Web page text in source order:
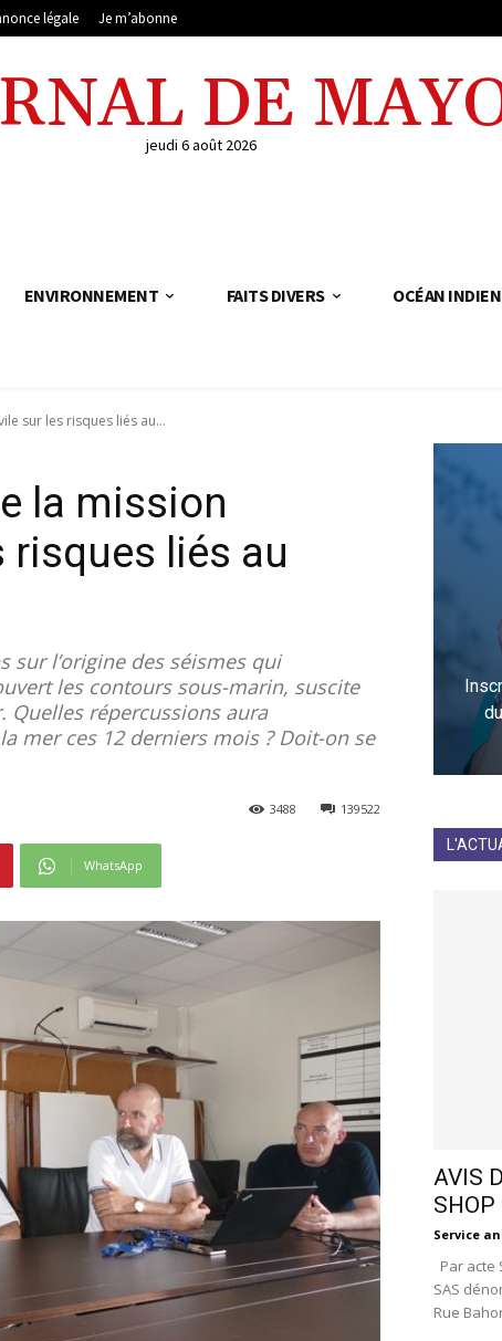
légale Je m’abonne
DE
jeudi 6 août 2026
ENVIRONNEMENT FAITS DIVERS OCÉAN INDIEN
sur les risques liés au...
la mission
risques liés au
sur l’origine des séismes qui
les contours sous-marin, suscite
Quelles répercussions aura
mer ces 12 derniers mois ? Doit-on se
139522
3488
WhatsApp
AVIS
Service
Par acte
SAS
Rue